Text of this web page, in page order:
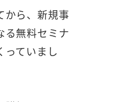
から、新規事
る無料セミナ
っていまし